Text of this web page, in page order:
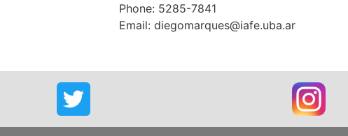
Phone: 5285-7841
Email: diegomarques@iafe.uba.ar